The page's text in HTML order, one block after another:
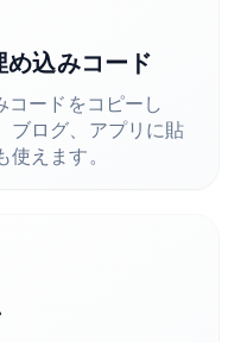
込みコード
コードをコピーし
ブログ、アプリに貼
えます。